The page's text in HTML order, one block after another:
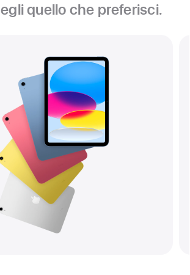
quello che preferisci.